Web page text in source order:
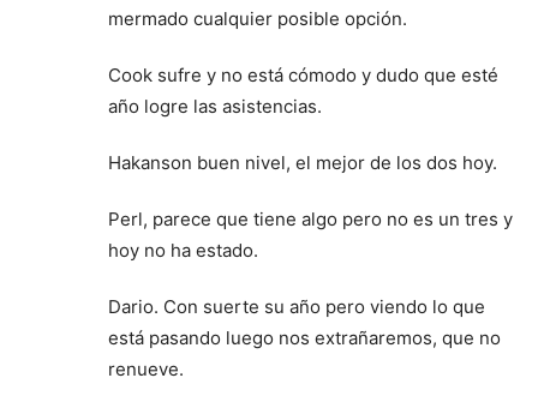
mermado cualquier posible opción.
Cook sufre y no está cómodo y dudo que esté
año logre las asistencias.
Hakanson buen nivel, el mejor de los dos hoy.
Perl, parece que tiene algo pero no es un tres y
hoy no ha estado.
Dario. Con suerte su año pero viendo lo que
está pasando luego nos extrañaremos, que no
renueve.